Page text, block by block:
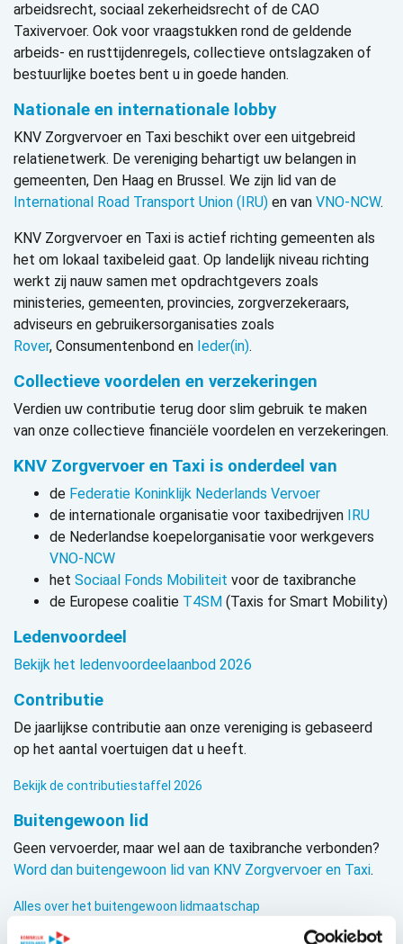
arbeidsrecht, sociaal zekerheidsrecht of de CAO
Taxivervoer. Ook voor vraagstukken rond de geldende
arbeids- en rusttijdenregels, collectieve ontslagzaken of
bestuurlijke boetes bent u in goede handen.
Nationale en internationale lobby
KNV Zorgvervoer en Taxi beschikt over een uitgebreid
relatienetwerk. De vereniging behartigt uw belangen in
gemeenten, Den Haag en Brussel. We zijn lid van de
International Road Transport Union (IRU) en van VNO-NCW.
KNV Zorgvervoer en Taxi is actief richting gemeenten als
het om lokaal taxibeleid gaat. Op landelijk niveau richting
werkt zij nauw samen met opdrachtgevers zoals
ministeries, gemeenten, provincies, zorgverzekeraars,
adviseurs en gebruikersorganisaties zoals
Rover, Consumentenbond en Ieder(in).
Collectieve voordelen en verzekeringen
Verdien uw contributie terug door slim gebruik te maken
van onze collectieve financiële voordelen en verzekeringen.
KNV Zorgvervoer en Taxi is onderdeel van
de Federatie Koninklijk Nederlands Vervoer
de internationale organisatie voor taxibedrijven IRU
de Nederlandse koepelorganisatie voor werkgevers
VNO-NCW
het Sociaal Fonds Mobiliteit voor de taxibranche
de Europese coalitie T4SM (Taxis for Smart Mobility)
Ledenvoordeel
Bekijk het ledenvoordeelaanbod 2026
Contributie
De jaarlijkse contributie aan onze vereniging is gebaseerd
op het aantal voertuigen dat u heeft.
Bekijk de contributiestaffel 2026
Buitengewoon lid
Geen vervoerder, maar wel aan de taxibranche verbonden?
Word dan buitengewoon lid van KNV Zorgvervoer en Taxi.
Alles over het buitengewoon lidmaatschap